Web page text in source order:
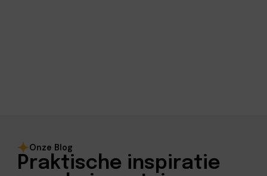
Onze Blog
Praktische inspiratie